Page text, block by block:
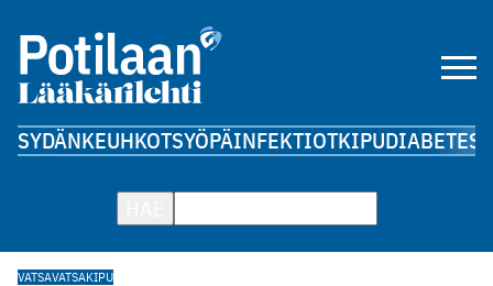
SYDÄNKEUHKOTSYÖPÄINFEKTIOTKIPUDIABETES
VATSAVATSAKIPU